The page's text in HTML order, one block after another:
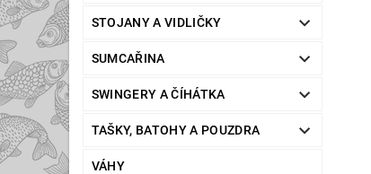
STOJANY A VIDLIČKY
SUMCAŘINA
SWINGERY A ČÍHÁTKA
TAŠKY, BATOHY A POUZDRA
VÁHY